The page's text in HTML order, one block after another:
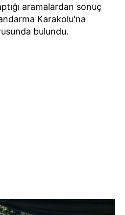
aramalardan sonuç
Karakolu'na
bulundu.